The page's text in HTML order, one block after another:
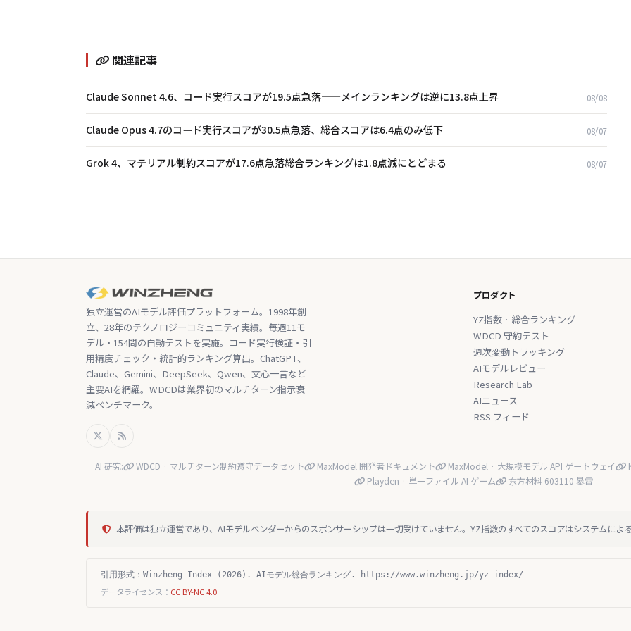
関連記事
Claude Sonnet 4.6、コード実行スコアが19.5点急落——メインランキングは逆に13.8点上昇 08/08
Claude Opus 4.7のコード実行スコアが30.5点急落、総合スコアは6.4点のみ低下 08/07
Grok 4、マテリアル制約スコアが17.6点急落――総合ランキングは1.8点減にとどまる 08/07
独立運営のAIモデル評価プラットフォーム。1998年創
立、28年のテクノロジーコミュニティ実績。毎週11モ
デル・154問の自動テストを実施。コード実行検証・引
用精度チェック・統計的ランキング算出。ChatGPT、
Claude、Gemini、DeepSeek、Qwen、文心一言など
主要AIを網羅。WDCDは業界初のマルチターン指示衰
減ベンチマーク。
プロダクト
YZ指数 · 総合ランキング
WDCD 守約テスト
週次変動トラッキング
AIモデルレビュー
Research Lab
AIニュース
RSS フィード
AI 研究: WDCD · マルチターン制約遵守データセット MaxModel 開発者ドキュメント MaxModel · 大規模モデル API ゲートウェイ
Playden · 単一ファイル AI ゲーム
东方材料 603110 暴雷
本評価は独立運営であり、AIモデルベンダーからのスポンサーシップは一切受けていません。YZ指数のすべてのスコアはシステムによ
引用形式：Winzheng Index (2026). AIモデル総合ランキング. https://www.winzheng.jp/yz-index/
データライセンス： CC BY-NC 4.0